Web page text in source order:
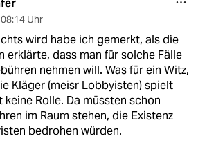
08:14 Uhr
wird habe ich gemerkt, als die
erklärte, dass man für solche Fälle
nehmen will. Was für ein Witz,
Kläger (meisr Lobbyisten) spielt
keine Rolle. Da müssten schon
im Raum stehen, die Existenz
bedrohen würden.